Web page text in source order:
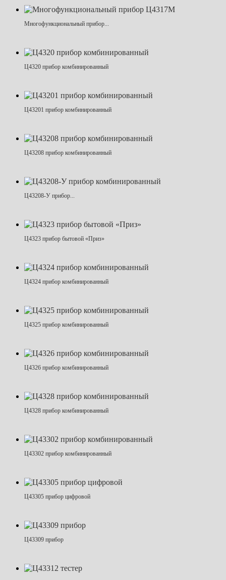
Многофункциональный прибор...
Ц4320 прибор комбинированный
Ц43201 прибор комбинированный
Ц43208 прибор комбинированный
Ц43208-У прибор...
Ц4323 прибор бытовой «Приз»
Ц4324 прибор комбинированный
Ц4325 прибор комбинированный
Ц4326 прибор комбинированный
Ц4328 прибор комбинированный
Ц43302 прибор комбинированный
Ц43305 прибор цифровой
Ц43309 прибор